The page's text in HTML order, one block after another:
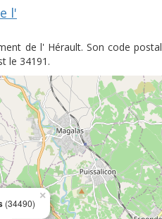
l'
de l' Hérault. Son code postal
le 34191.
(34490)
×